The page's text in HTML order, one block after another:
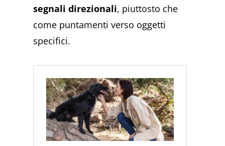
segnali direzionali, piuttosto che
come puntamenti verso oggetti
specifici.